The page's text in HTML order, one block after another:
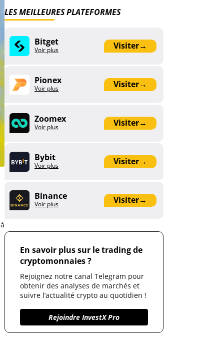
LES MEILLEURES PLATEFORMES
Bitget Visiter→
Voir plus
Pionex Visiter→
Voir plus
Zoomex Visiter→
Voir plus
Bybit Visiter→
Voir plus
Binance Visiter→
Voir plus
En savoir plus sur le trading de
cryptomonnaies ?
Rejoignez notre canal Telegram pour
obtenir des analyses de marchés et
suivre l’actualité crypto au quotidien !
Rejoindre InvestX Pro